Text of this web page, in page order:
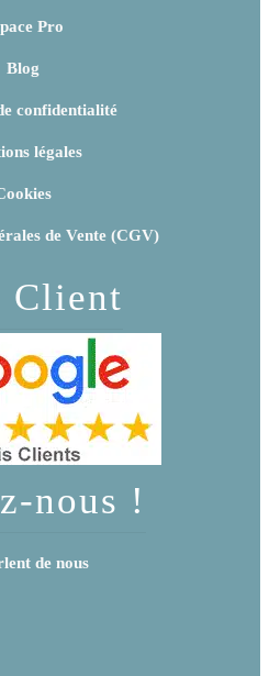
Pro
Blog
confidentialité
légales
de Vente (CGV)
Client
nous !
de nous